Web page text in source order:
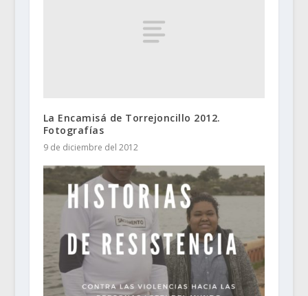
La Encamisá de Torrejoncillo 2012.
Fotografías
9 de diciembre del 2012